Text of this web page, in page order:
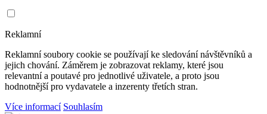
Reklamní
Reklamní soubory cookie se používají ke sledování návštěvníků a
jejich chování. Záměrem je zobrazovat reklamy, které jsou
relevantní a poutavé pro jednotlivé uživatele, a proto jsou
hodnotnější pro vydavatele a inzerenty třetích stran.
Více informací Souhlasím